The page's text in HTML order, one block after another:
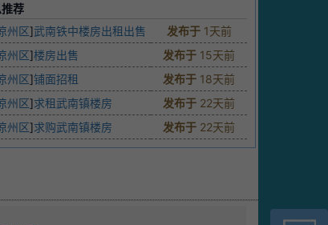
荐
州区]武南铁中楼房出租出售 发布于 1天前
州区]楼房出售 发布于 15天前
州区]铺面招租 发布于 18天前
州区]求租武南镇楼房 发布于 22天前
州区]求购武南镇楼房 发布于 22天前